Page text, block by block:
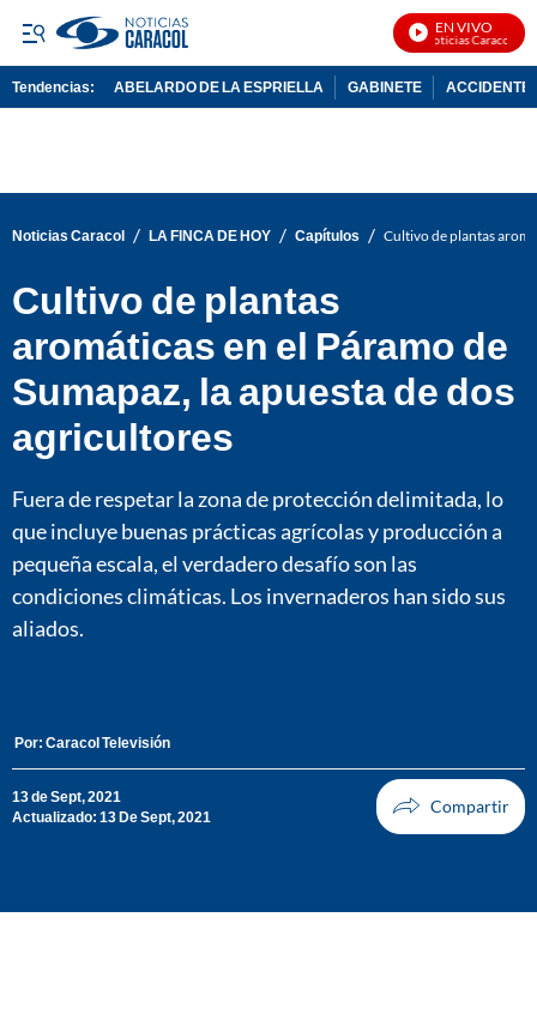
EN VIVO
Noticias Caracol En
Tendencias: ABELARDO DE LA ESPRIELLA GABINETE ACCIDENTE
Noticias Caracol / LA FINCA DE HOY / Capítulos / Cultivo de plantas
Cultivo de plantas
aromáticas en el Páramo de
Sumapaz, la apuesta de dos
agricultores
Fuera de respetar la zona de protección delimitada, lo
que incluye buenas prácticas agrícolas y producción a
pequeña escala, el verdadero desafío son las
condiciones climáticas. Los invernaderos han sido sus
aliados.
Por: Caracol Televisión
13 de Sept, 2021
Actualizado: 13 De Sept, 2021